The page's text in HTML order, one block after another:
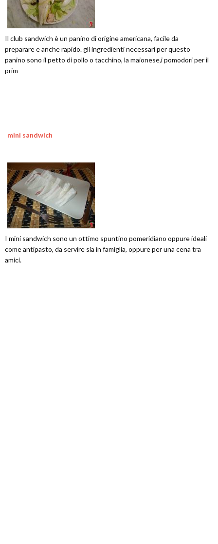
Il club sandwich è un panino di origine americana, facile da
preparare e anche rapido. gli ingredienti necessari per questo
panino sono il petto di pollo o tacchino, la maionese,i pomodori per il
prim
mini sandwich
I mini sandwich sono un ottimo spuntino pomeridiano oppure ideali
come antipasto, da servire sia in famiglia, oppure per una cena tra
amici.